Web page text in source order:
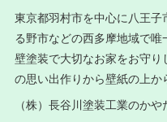
東京都羽村市を中心に八王
る野市などの西多摩地域で
壁塗装で大切なお家をお守
の思い出作りから壁紙の上か
（株）長谷川塗装工業のかや